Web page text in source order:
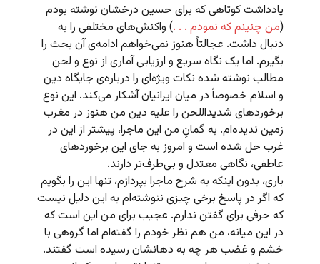
یادداشت کوتاهی که برای حسین درخشان نوشته بودم
(من چنینم که نمودم . . .) واکنش‌های مختلفی را به
دنبال داشت. عجالتاً هنوز نمی‌خواهم ادامه‌ی آن بحث را
بگیرم. اما یک نگاه سریع و ارزیابی آماری از نوع و لحن
مطالب نوشته شده نکات ویژه‌ای را درباره‌ی جایگاه دین
و اسلام خصوصاً در میان ایرانیان آشکار می‌کند. این نوع
برخوردهای شدیداللحن را علیه دین من هنوز در مغرب
زمین ندیده‌ام. به گمانِ من این ماجرا، پیشتر از این در
غرب حل شده است و امروز به جای این برخوردهای
عاطفی، نگاهی معتدل و بی‌طرف‌تر دارند.
باری، بدون اینکه به شرح ماجرا بپردازم، تنها این را بگویم
که اگر در پاسخ برخی چیزی ننوشته‌ام به این دلیل نیست
که حرفی برای گفتن ندارم. عجیب برای من این است که
در این میانه، من هم نظر خودم را گفته‌ام اما گروهی با
خشم و غضب هر چه به دهانشان رسیده است گفتند.